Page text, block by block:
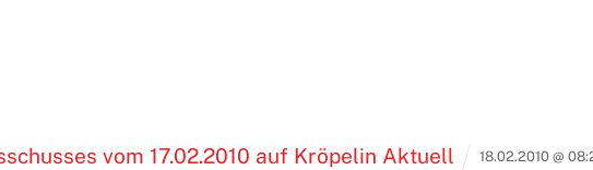
vom 17.02.2010 auf Kröpelin Aktuell 18.02.2010 @